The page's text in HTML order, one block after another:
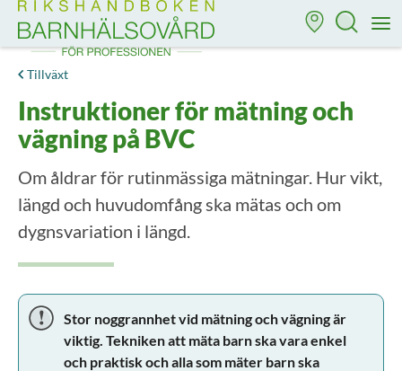
Till startsidan för Rikshandboken i barnhälsovård
Tillväxt
Instruktioner för mätning och
vägning på BVC
Om åldrar för rutinmässiga mätningar. Hur vikt,
längd och huvudomfång ska mätas och om
dygnsvariation i längd.
Stor noggrannhet vid mätning och vägning är
viktig. Tekniken att mäta barn ska vara enkel
och praktisk och alla som mäter barn ska